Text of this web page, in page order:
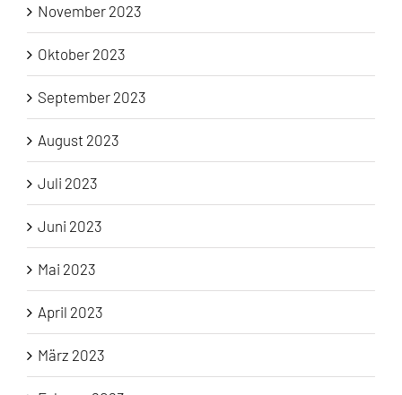
November 2023
Oktober 2023
September 2023
August 2023
Juli 2023
Juni 2023
Mai 2023
April 2023
März 2023